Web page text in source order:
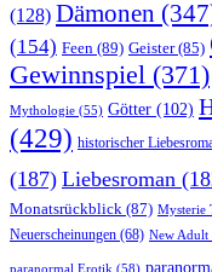
(128) Dämonen
(154) Feen (89) Geister(85)
Gewinnspiel (371)
Mythologie (55) Götter (102)
(429) historischer
(187) Liebesroman
Monatsrückblick (87) Mysterie
Neuerscheinungen (68) New Adult
paranormal Erotik (58)